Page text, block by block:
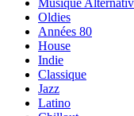
Musique
Oldies
Années 80
House
Indie
Classique
Jazz
Latino